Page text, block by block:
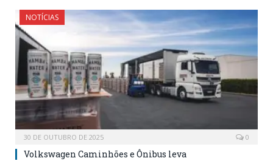
NOTÍCIAS
30 DE OUTUBRO DE 2025 0
Volkswagen Caminhões e Ônibus leva